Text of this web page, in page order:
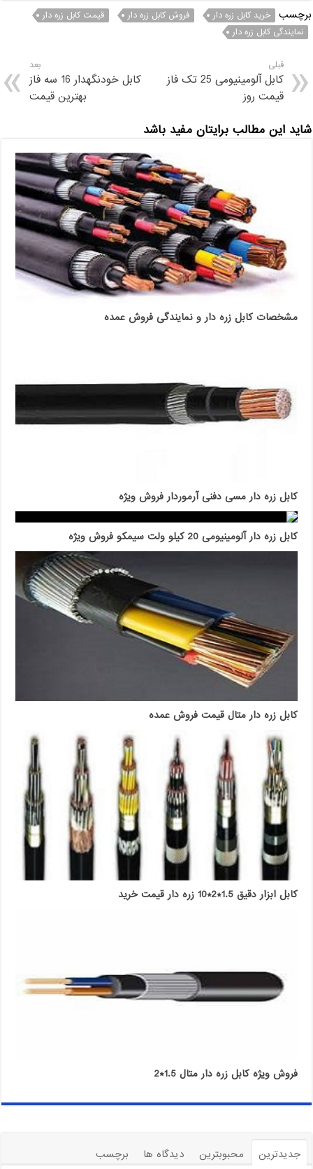
برچسب خرید کابل زره دار فروش کابل زره دار
قیمت کابل زره دار
نمایندگی کابل زره دار
قبلی
کابل آلومینیومی 25 تک فاز
قیمت روز
بعد
کابل خودنگهدار 16 سه فاز
بهترین قیمت
شاید این مطالب برایتان مفید باشد
مشخصات کابل زره دار و نمایندگی فروش عمده
کابل زره دار مسی دفنی آرموردار فروش ویژه
کابل زره دار آلومینیومی 20 کیلو ولت سیمکو فروش ویژه
کابل زره دار متال قیمت فروش عمده
کابل ابزار دقیق 1.5*2*10 زره دار قیمت خرید
فروش ویژه کابل زره دار متال 1.5*2
جدیدترین محبوبترین دیدگاه ها
برچسب